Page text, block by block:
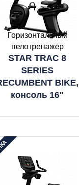
Горизонтальный
велотренажер
STAR TRAC 8
SERIES
BIKE,
консоль 16"